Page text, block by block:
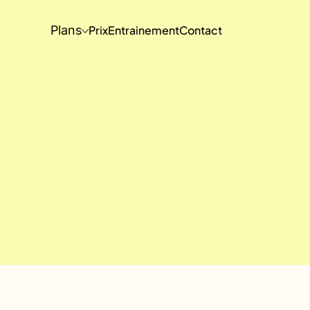
Plans PrixEntrainementContact